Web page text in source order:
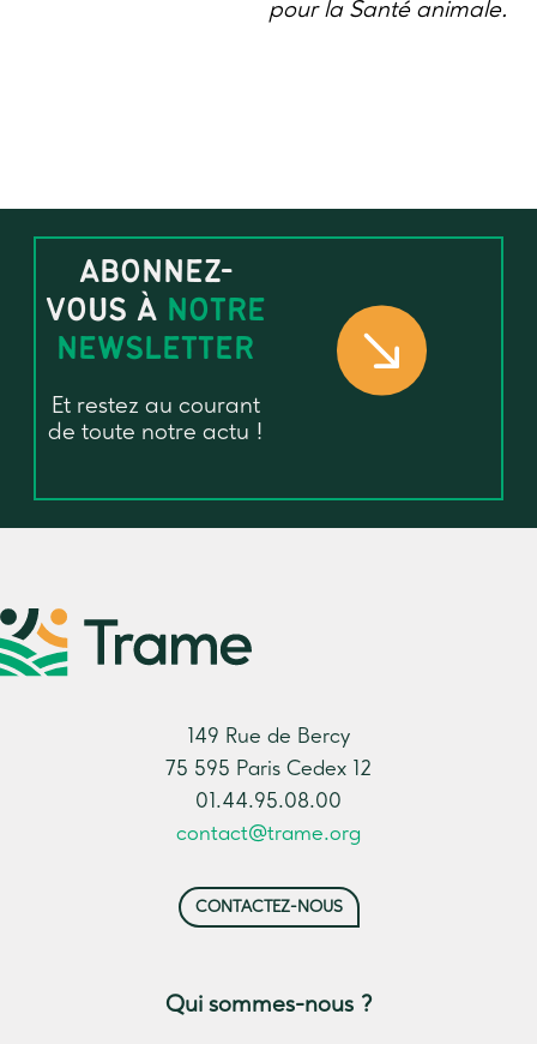
pour la Santé animale.
ABONNEZ-
VOUS À NOTRE
NEWSLETTER
Et restez au courant
de toute notre actu !
149 Rue de Bercy
75 595 Paris Cedex 12
01.44.95.08.00
contact@trame.org
CONTACTEZ-NOUS
Qui sommes-nous ?